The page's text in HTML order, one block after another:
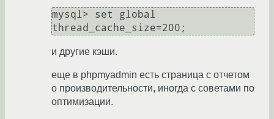
mysql> set global
и другие кэши.
еще в phpmyadmin есть страница с отчетом
о производительности, иногда с советами по
оптимизации.